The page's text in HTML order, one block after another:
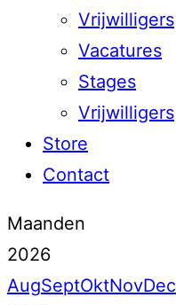
Vrijwilligers
Vacatures
Stages
Vrijwilligers
Store
Contact
Maanden
2026
AugSeptOktNovDec